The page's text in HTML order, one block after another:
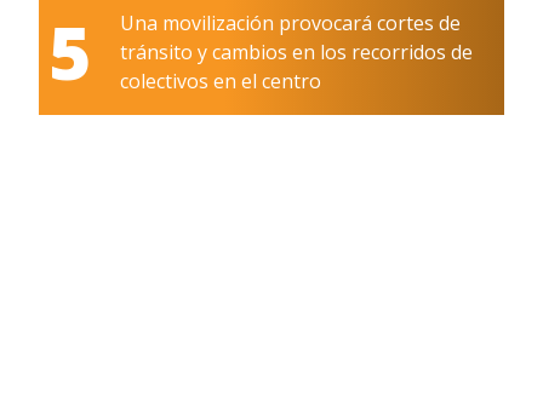
5
Una movilización provocará cortes de
tránsito y cambios en los recorridos de
colectivos en el centro